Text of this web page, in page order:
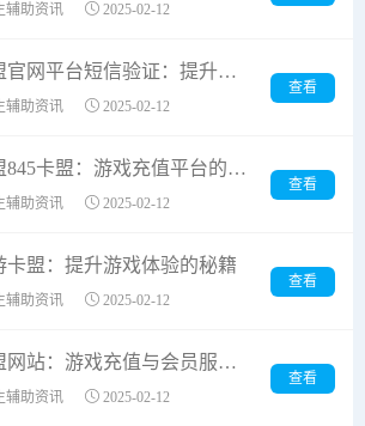
辅助资讯 2025-02-12
吃鸡卡盟官网平台短信验证：提升账户安全的关键步骤
辅助资讯 2025-02-12
查看
吃鸡卡盟845卡盟：游戏充值平台的新星
辅助资讯 2025-02-12
查看
卡盟：提升游戏体验的秘籍
辅助资讯 2025-02-12
查看
吃鸡卡盟网站：游戏充值与会员服务的便捷平台
辅助资讯 2025-02-12
查看